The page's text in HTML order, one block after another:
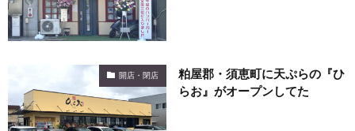
開店・閉店
粕屋郡・須恵町に天ぷらの『ひ
らお』がオープンしてた